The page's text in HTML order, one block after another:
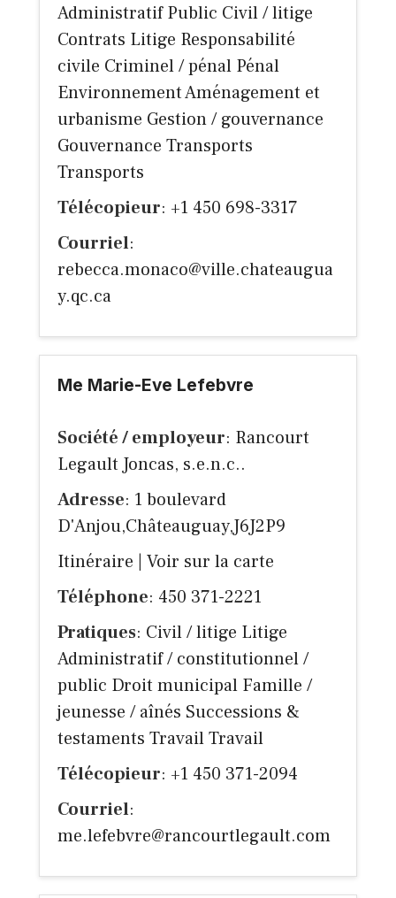
Administratif Public Civil / litige
Contrats Litige Responsabilité
civile Criminel / pénal Pénal
Environnement Aménagement et
urbanisme Gestion / gouvernance
Gouvernance Transports
Transports
Télécopieur: +1 450 698-3317
Courriel:
rebecca.monaco@ville.chateaugua
y.qc.ca
Me Marie-Eve Lefebvre
Société / employeur: Rancourt
Legault Joncas, s.e.n.c..
Adresse: 1 boulevard
D'Anjou,Châteauguay,J6J2P9
Itinéraire
Voir sur la carte
Téléphone: 450 371-2221
Pratiques: Civil / litige Litige
Administratif / constitutionnel /
public Droit municipal Famille /
jeunesse / aînés Successions &
testaments Travail Travail
Télécopieur: +1 450 371-2094
Courriel:
me.lefebvre@rancourtlegault.com